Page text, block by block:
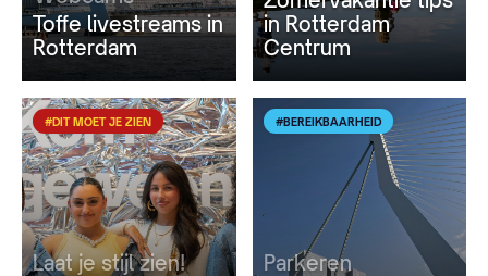
Toffe livestreams in
Rotterdam
in Rotterdam
Centrum
#DIT MOET JE ZIEN
Laat je stijl zien!
#BEREIKBAARHEID
Parkeren